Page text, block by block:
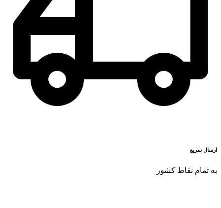
ارسال سریع
به تمام نقاط کشور